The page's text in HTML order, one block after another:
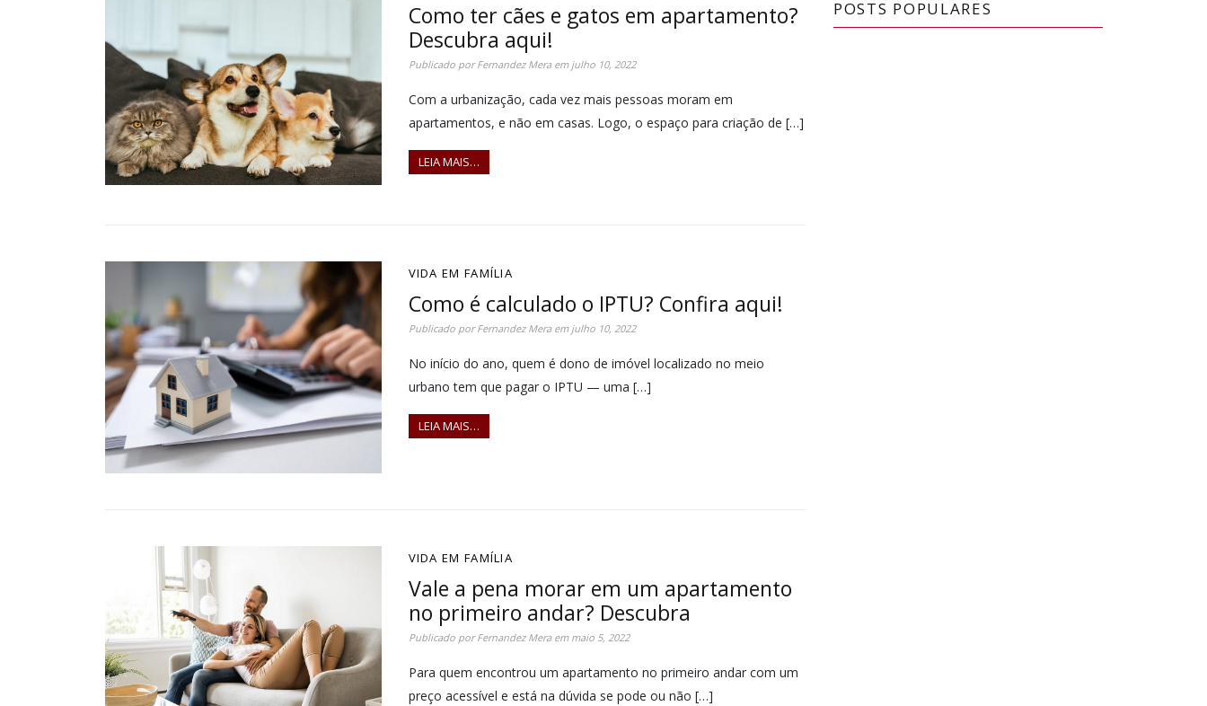
Como ter cães e gatos em apartamento?
Descubra aqui!
Publicado porFernandez Meraem julho 10, 2022
Com a urbanização, cada vez mais pessoas moram em
apartamentos, e não em casas. Logo, o espaço para criação de […]
LEIA MAIS…
VIDA EM FAMÍLIA
Como é calculado o IPTU? Confira aqui!
Publicado porFernandez Meraem julho 10, 2022
No início do ano, quem é dono de imóvel localizado no meio
urbano tem que pagar o IPTU — uma […]
LEIA MAIS…
VIDA EM FAMÍLIA
Vale a pena morar em um apartamento
no primeiro andar? Descubra
Publicado porFernandez Meraem maio 5, 2022
Para quem encontrou um apartamento no primeiro andar com um
preço acessível e está na dúvida se pode ou não […]
POSTS POPULARES